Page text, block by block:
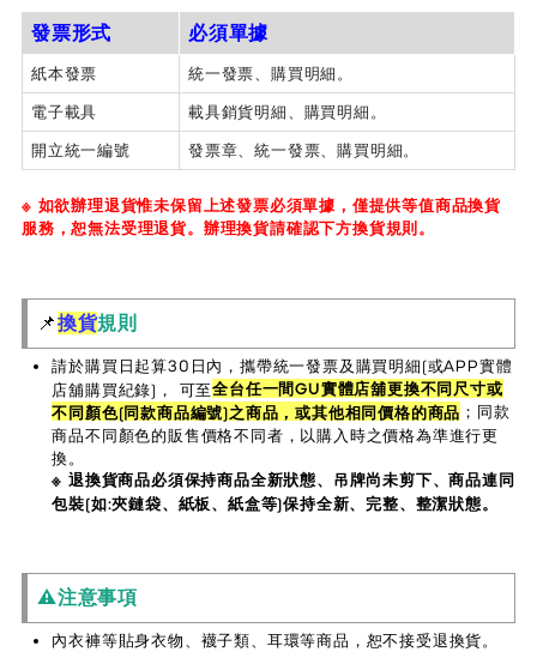
發票形式 必須單據
紙本發票
統一發票、購買明細。
電子載具
載具銷貨明細、購買明細。
開立統一編號
發票章、統一發票、購買明細。
※ 如欲辦理退貨惟未保留上述發票必須單據，僅提供等值商品換貨
服務，恕無法受理退貨。辦理換貨請確認下方換貨規則。
📌換貨規則
請於購買日起算30日內，攜帶統一發票及購買明細(或APP實體
店舖購買紀錄)， 可至全台任一間GU實體店舖更換不同尺寸或
不同顏色(同款商品編號)之商品，或其他相同價格的商品 ；同款
商品不同顏色的販售價格不同者，以購入時之價格為準進行更
換。
※ 退換貨商品必須保持商品全新狀態、吊牌尚未剪下、商品連同
包裝(如:夾鏈袋、紙板、紙盒等)保持全新、完整、整潔狀態。
⚠️注意事項
內衣褲等貼身衣物、襪子類、耳環等商品，恕不接受退換貨。